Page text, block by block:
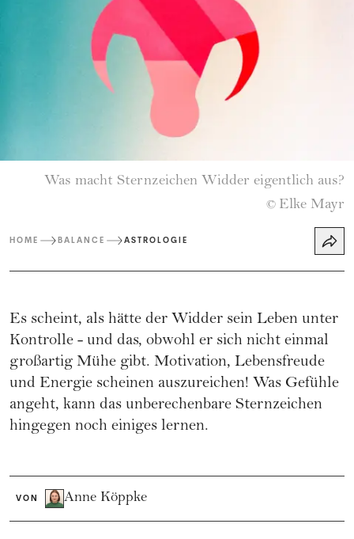
Was macht Sternzeichen Widder eigentlich aus?
© Elke Mayr
HOME BALANCE ASTROLOGIE
Es scheint, als hätte der Widder sein Leben unter
Kontrolle - und das, obwohl er sich nicht einmal
großartig Mühe gibt. Motivation, Lebensfreude
und Energie scheinen auszureichen! Was Gefühle
angeht, kann das unberechenbare Sternzeichen
hingegen noch einiges lernen.
VON Anne Köppke